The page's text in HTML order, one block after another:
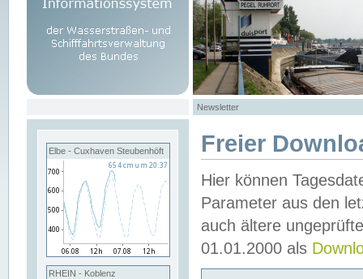
Newsletter
Elbe - Cuxhaven Steubenhöft
RHEIN - Koblenz
Freier
Hier können
Parameter aus den
auch ältere
01.01.2000 als